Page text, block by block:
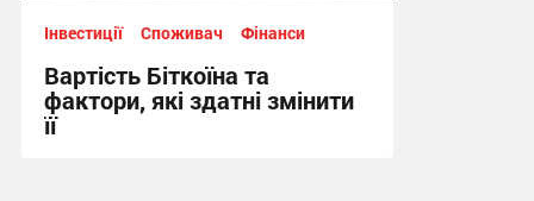
Інвестиції Споживач Фінанси
Вартість Біткоїна та
фактори, які здатні змінити
її